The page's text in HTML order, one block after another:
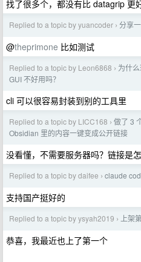
找了很多个，都没有比 datagrip 更
Replied to a topic by yuancoder › 分享
@theprimone 比如测试
Replied to a topic by Leon6868 › 为什
GUI 不好用吗？
cli 可以很容易封装到别的工具里
Replied to a topic by LICC168 › 做了 3
Obsidian 里的内容一键变成公开链接
没看懂，不需要服务器吗？链接是
Replied to a topic by daifee › claude
支持国产挺好的
Replied to a topic by ysyah2019 › 上架
恭喜，我最近也上了第一个